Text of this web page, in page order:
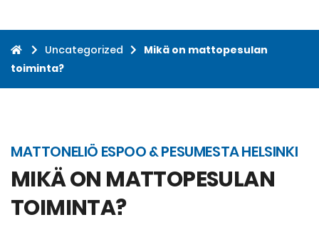
Uncategorized
Mikä on mattopesulan
toiminta?
MATTONELIÖ ESPOO & PESUMESTA HELSINKI
MIKÄ ON MATTOPESULAN
TOIMINTA?